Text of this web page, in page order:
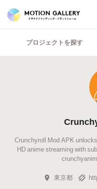
プロジェクトを探す
Crunchyroll Mod APK
HD anime streaming with
東京都